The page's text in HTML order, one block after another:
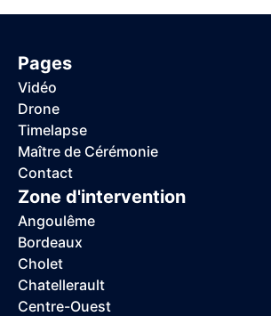
Pages
Vidéo
Drone
Timelapse
Maître de Cérémonie
Contact
Zone d'intervention
Angoulême
Bordeaux
Cholet
Chatellerault
Centre-Ouest